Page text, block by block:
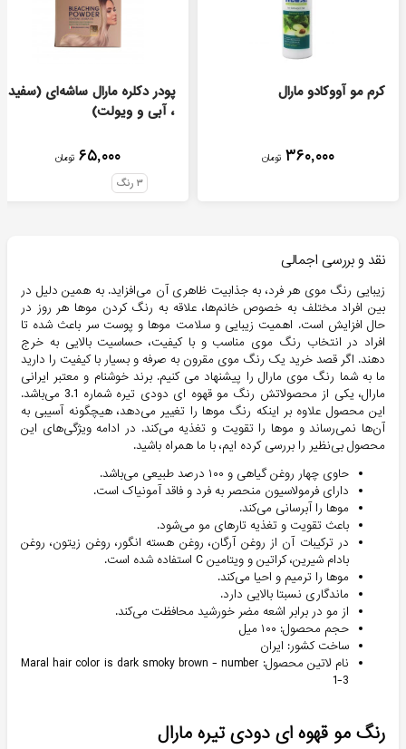
کرم مو آووکادو مارال
۳۶۰,۰۰۰ تومان
پودر دکلره مارال ساشه‌ای (سفید
، آبی و ویولت)
۶۵,۰۰۰ تومان
۳ رنگ
نقد و بررسی اجمالی
زیبایی رنگ موی هر فرد، به جذابیت ظاهری آن می‌افزاید. به همین دلیل در
بین افراد مختلف به خصوص خانم‌ها، علاقه به رنگ کردن موها هر روز در
حال افزایش است. اهمیت زیبایی و سلامت موها و پوست سر باعث شده تا
افراد در انتخاب رنگ موی مناسب و با کیفیت، حساسیت بالایی به خرج
دهند. اگر قصد خرید یک رنگ‌ موی مقرون به صرفه و بسیار با کیفیت را دارید
ما به شما رنگ موی مارال را پیشنهاد می کنیم. برند خوشنام و معتبر ایرانی
مارال، یکی از محصولاتش رنگ مو قهوه ای دودی تیره شماره 3.1 می‌باشد.
این محصول علاوه بر اینکه رنگ موها را تغییر می‌دهد، هیچگونه آسیبی به
آن‌ها نمی‌رساند و موها را تقویت و تغذیه می‌کند. در ادامه ویژگی‌های این
محصول بی‌نظیر را بررسی کرده ایم، با ما همراه باشید.
حاوی چهار روغن گیاهی و ۱۰۰ درصد طبیعی می‌باشد.
دارای فرمولاسیون منحصر به فرد و فاقد آمونیاک است.
موها را آبرسانی می‌کند.
باعث تقویت و تغذیه تارهای مو می‌شود.
در ترکیبات آن از روغن آرگان، روغن هسته انگور، روغن زیتون، روغن
بادام شیرین، کراتین و ویتامین C استفاده شده است.
موها را ترمیم و احیا می‌کند.
ماندگاری نسبتا بالایی دارد.
از مو در برابر اشعه مضر خورشید محافظت می‌کند.
حجم محصول: ۱۰۰ میل
ساخت کشور: ایران
نام لاتین محصول: Maral hair color is dark smoky brown - number
1-3
رنگ مو قهوه ای دودی تیره مارال